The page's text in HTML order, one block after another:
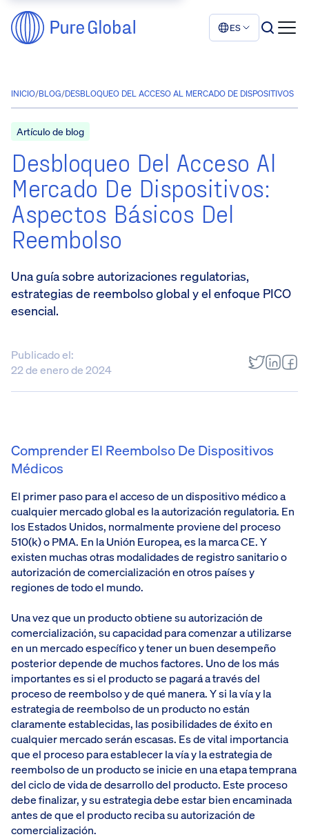
ES
INICIO/BLOG/DESBLOQUEO DEL ACCESO AL MERCADO DE DISPOSITIVOS
Artículo de blog
Desbloqueo Del Acceso Al
Mercado De Dispositivos:
Aspectos Básicos Del
Reembolso
Una guía sobre autorizaciones regulatorias,
estrategias de reembolso global y el enfoque PICO
esencial.
Publicado el:
22 de enero de 2024
Comprender El Reembolso De Dispositivos
Médicos
El primer paso para el acceso de un dispositivo médico a
cualquier mercado global es la autorización regulatoria. En
los Estados Unidos, normalmente proviene del proceso
510(k) o PMA. En la Unión Europea, es la marca CE. Y
existen muchas otras modalidades de registro sanitario o
autorización de comercialización en otros países y
regiones de todo el mundo.
Una vez que un producto obtiene su autorización de
comercialización, su capacidad para comenzar a utilizarse
en un mercado específico y tener un buen desempeño
posterior depende de muchos factores. Uno de los más
importantes es si el producto se pagará a través del
proceso de reembolso y de qué manera. Y si la vía y la
estrategia de reembolso de un producto no están
claramente establecidas, las posibilidades de éxito en
cualquier mercado serán escasas. Es de vital importancia
que el proceso para establecer la vía y la estrategia de
reembolso de un producto se inicie en una etapa temprana
del ciclo de vida de desarrollo del producto. Este proceso
debe finalizar, y su estrategia debe estar bien encaminada
antes de que el producto reciba su autorización de
comercialización.